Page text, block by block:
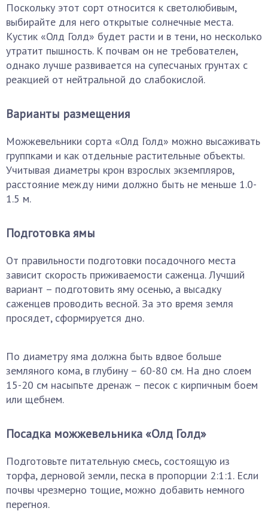
Поскольку этот сорт относится к светолюбивым,
выбирайте для него открытые солнечные места.
Кустик «Олд Голд» будет расти и в тени, но несколько
утратит пышность. К почвам он не требователен,
однако лучше развивается на супесчаных грунтах с
реакцией от нейтральной до слабокислой.
Варианты размещения
Можжевельники сорта «Олд Голд» можно высаживать
группками и как отдельные растительные объекты.
Учитывая диаметры крон взрослых экземпляров,
расстояние между ними должно быть не меньше 1.0-
1.5 м.
Подготовка ямы
От правильности подготовки посадочного места
зависит скорость приживаемости саженца. Лучший
вариант – подготовить яму осенью, а высадку
саженцев проводить весной. За это время земля
просядет, сформируется дно.
По диаметру яма должна быть вдвое больше
земляного кома, в глубину – 60-80 см. На дно слоем
15-20 см насыпьте дренаж – песок с кирпичным боем
или щебнем.
Посадка можжевельника «Олд Голд»
Подготовьте питательную смесь, состоящую из
торфа, дерновой земли, песка в пропорции 2:1:1. Если
почвы чрезмерно тощие, можно добавить немного
перегноя.